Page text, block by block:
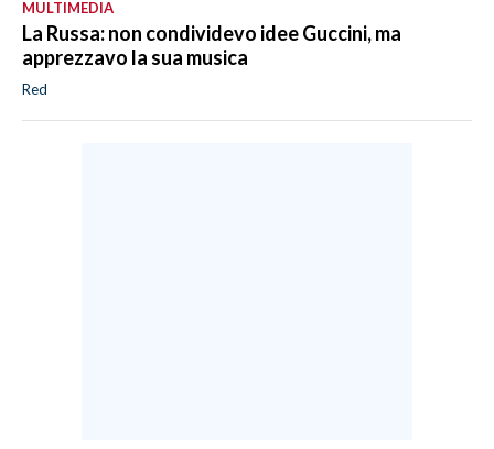
MULTIMEDIA
La Russa: non condividevo idee Guccini, ma
apprezzavo la sua musica
Red